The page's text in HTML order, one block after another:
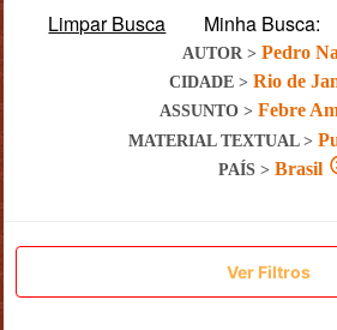
Limpar Busca Minha Busca:
AUTOR> Pedro
CIDADE> Rio de
ASSUNTO > Febre
MATERIAL TEXTUAL>
PAÍS> Brasil
Ver Filtros